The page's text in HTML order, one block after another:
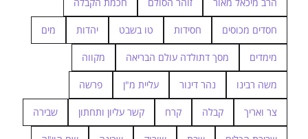
חסדים מכוסים חסידות טו בשבט יהדות מים
מימדים מסך דתולדה עולם הבריאה מקווה
משה רבינו נהר דינור עליית מ"ן פרשה
צר ואריך קבלה קרח קשר עליון ותחתון שבירה